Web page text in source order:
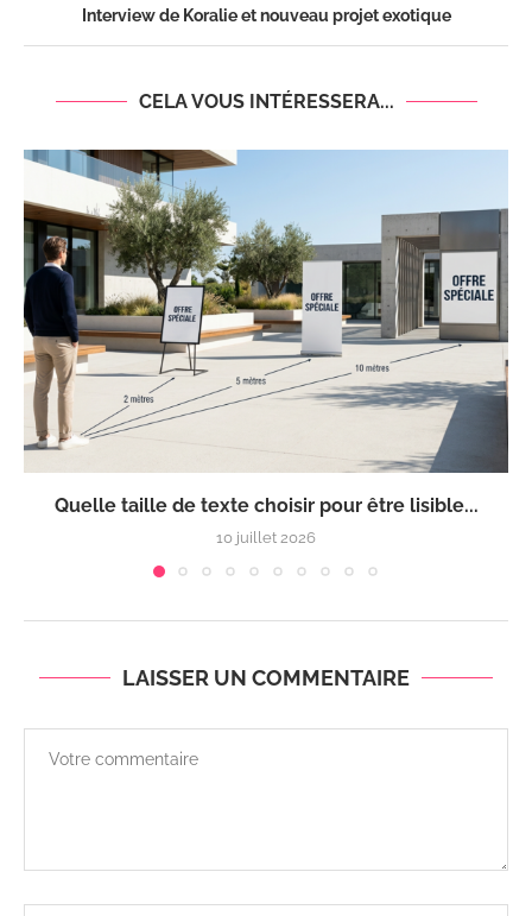
Interview de Koralie et nouveau projet exotique
CELA VOUS INTÉRESSERA...
Quelle taille de texte choisir pour être lisible...
10 juillet 2026
LAISSER UN COMMENTAIRE